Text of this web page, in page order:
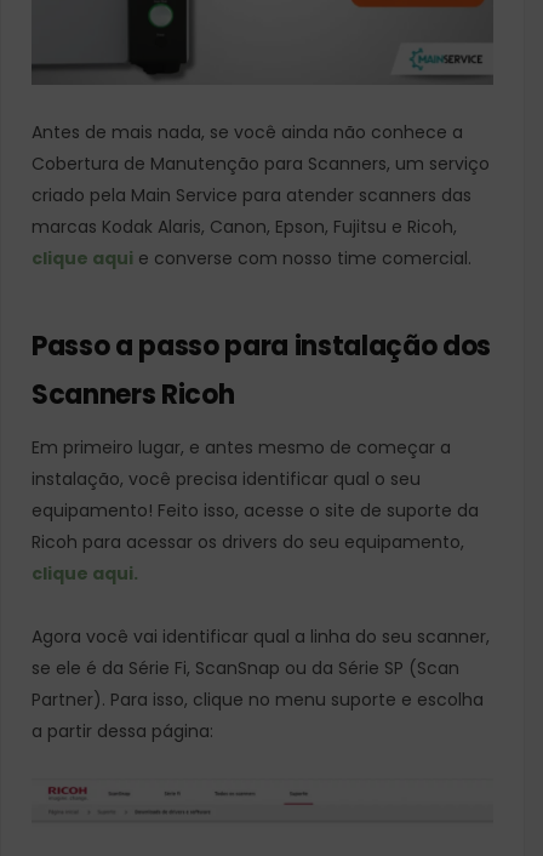
Antes de mais nada, se você ainda não conhece a
Cobertura de Manutenção para Scanners, um serviço
criado pela Main Service para atender scanners das
marcas Kodak Alaris, Canon, Epson, Fujitsu e Ricoh,
clique aqui e converse com nosso time comercial.
Passo a passo para instalação dos
Scanners Ricoh
Em primeiro lugar, e antes mesmo de começar a
instalação, você precisa identificar qual o seu
equipamento! Feito isso, acesse o site de suporte da
Ricoh para acessar os drivers do seu equipamento,
clique aqui.
Agora você vai identificar qual a linha do seu scanner,
se ele é da Série Fi, ScanSnap ou da Série SP (Scan
Partner). Para isso, clique no menu suporte e escolha
a partir dessa página: